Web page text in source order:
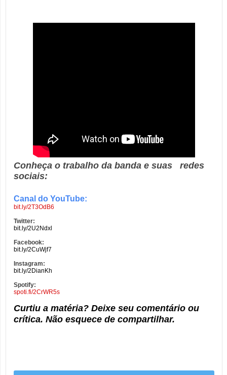
Conheça o trabalho da banda e suas redes
sociais:
Canal do YouTube:
bit.ly/2T3OdB6
Twitter:
bit.ly/2U2Ndxl
Facebook:
bit.ly/2CuWjf7
Instagram:
bit.ly/2DianKh
Spotify:
spoti.fi/2CrWR5s
Curtiu a matéria? Deixe seu comentário ou
crítica. Não esquece de compartilhar.